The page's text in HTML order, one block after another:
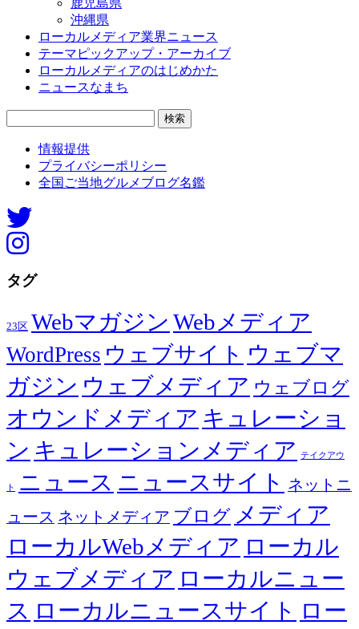
沖縄県
ローカルメディア業界ニュース
テーマピックアップ・アーカイブ
ローカルメディアのはじめかた
ニュースなまち
情報提供
プライバシーポリシー
全国ご当地グルメブログ名鑑
タグ
23区 Webマガジン Webメディア
WordPress ウェブサイト ウェブマ
ガジン ウェブメディア ウェブログ
オウンドメディア キュレーショ
ン キュレーションメディア テイクアウ
ト ニュース ニュースサイト ネットニ
ュース ネットメディア ブログ メディア
ローカルWebメディア ローカル
ウェブメディア ローカルニュー
ス ローカルニュースサイト ロー